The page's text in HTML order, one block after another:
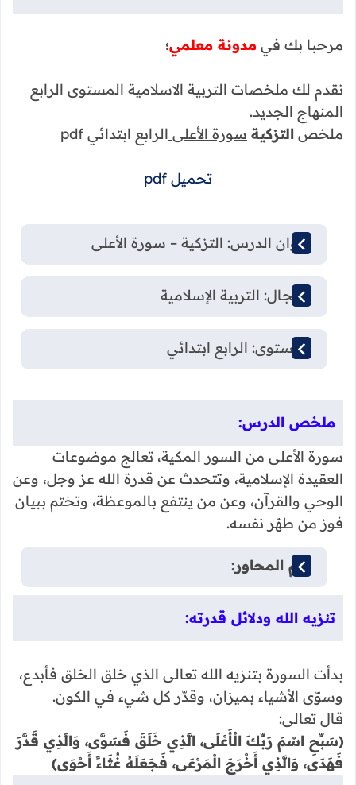
مرحبا بك في مدونة معلمي؛
نقدم لك ملخصات التربية الاسلامية المستوى الرابع
المنهاج الجديد.
ملخص التزكية سورة الأعلى الرابع ابتدائي pdf
تحميل pdf
عنوان الدرس: التزكية – سورة الأعلى
المجال: التربية الإسلامية
المستوى: الرابع ابتدائي
ملخص الدرس:
سورة الأعلى من السور المكية، تعالج موضوعات
العقيدة الإسلامية، وتتحدث عن قدرة الله عز وجل، وعن
الوحي والقرآن، وعن من ينتفع بالموعظة، وتختم ببيان
فوز من طهّر نفسه.
أهم المحاور:
تنزيه الله ودلائل قدرته:
بدأت السورة بتنزيه الله تعالى الذي خلق الخلق فأبدع،
وسوّى الأشياء بميزان، وقدّر كل شيء في الكون.
قال تعالى:
﴿سَبِّحِ اسْمَ رَبِّكَ الْأَعْلَى، الَّذِي خَلَقَ فَسَوَّى، وَالَّذِي قَدَّرَ
فَهَدَى، وَالَّذِي أَخْرَجَ الْمَرْعَى، فَجَعَلَهُ غُثَاءً أَحْوَى﴾